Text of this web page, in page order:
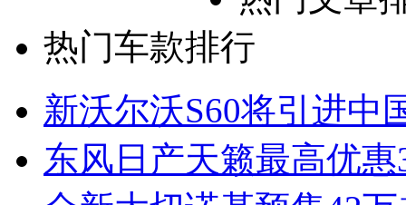
热门车款排行
新沃尔沃S60将引进中
东风日产天籁最高优